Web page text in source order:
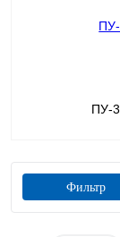
ПУ-3
Фильтр